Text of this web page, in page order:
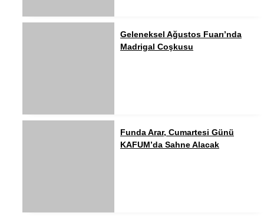
Geleneksel Ağustos Fuarı’nda
Madrigal Coşkusu
Funda Arar, Cumartesi Günü
KAFUM’da Sahne Alacak